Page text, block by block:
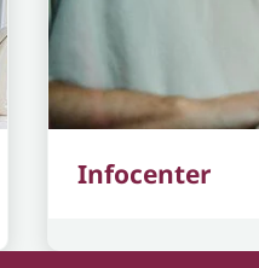
Infocenter